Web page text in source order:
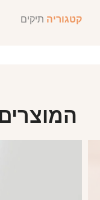
קטגוריה תיקים